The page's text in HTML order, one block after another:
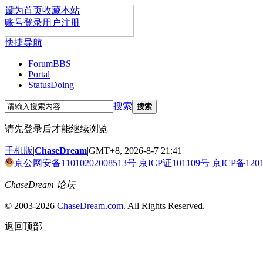
设为首页收藏本站
账号登录用户注册
快捷导航
ForumBBS
Portal
StatusDoing
搜索 搜索
请先登录后才能继续浏览
手机版|ChaseDream|GMT+8, 2026-8-7 21:41
京公网安备11010202008513号 京ICP证101109号 京ICP备
ChaseDream 论坛
© 2003-2026 ChaseDream.com. All Rights Reserved.
返回顶部